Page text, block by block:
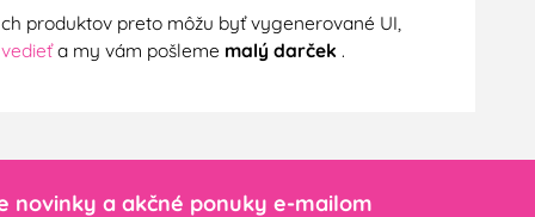
produktov preto môžu byť vygenerované UI,
a my vám pošleme malý darček .
novinky a akčné ponuky e-mailom